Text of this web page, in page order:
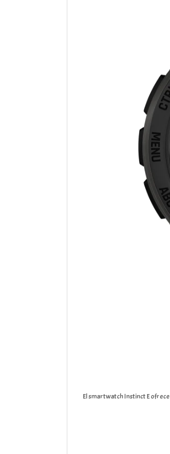
El smartwatch Instinct E ofrece